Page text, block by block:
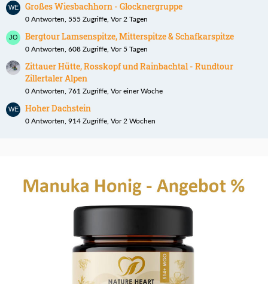
Großes Wiesbachhorn - Glocknergruppe
0 Antworten, 555 Zugriffe, Vor 2 Tagen
Bergtour Lamsenspitze, Mitterspitze & Schafkarspitze
0 Antworten, 608 Zugriffe, Vor 5 Tagen
Zittauer Hütte, Rosskopf und Rainbachtal - Rundtour
Zillertaler Alpen
0 Antworten, 761 Zugriffe, Vor einer Woche
Hoher Dachstein
0 Antworten, 914 Zugriffe, Vor 2 Wochen